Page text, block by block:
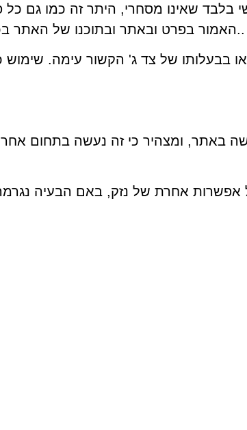
שאינו מסחרי, היתר זה כמו גם כל
בפרט ובאתר ובתוכנו של האתר
בבעלותו של צד ג' הקשור עימה. שימוש
באתר, ומצהיר כי זה נעשה בתחום
אפשרות אחרת של נזק, באם הבעיה